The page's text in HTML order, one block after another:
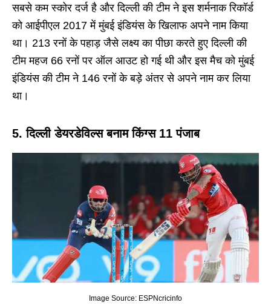
सबसे कम स्कोर दर्ज है और दिल्ली की टीम ने इस शर्मनाक रिकॉर्ड
को आईपीएल 2017 में मुंबई इंडियंस के खिलाफ अपने नाम किया
था। 213 रनों के पहाड़ जैसे लक्ष्य का पीछा करते हुए दिल्ली की
टीम महज 66 रनों पर ऑल आउट हो गई थी और इस मैच को मुंबई
इंडियंस की टीम ने 146 रनों के बड़े अंतर से अपने नाम कर लिया
था।
5. दिल्ली डेयरडेविल्स बनाम किंग्स 11 पंजाब
Image Source: ESPNcricinfo